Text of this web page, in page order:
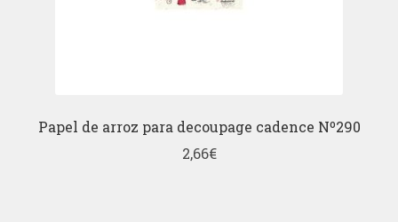
Papel de arroz para decoupage cadence Nº290
2,66€